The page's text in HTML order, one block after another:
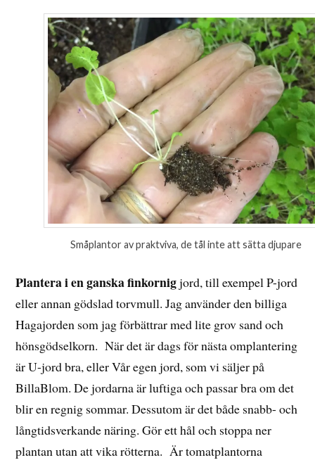
Småplantor av praktviva, de tål inte att sätta djupare
Plantera i en ganska finkornigjord, till exempel P-jord
eller annan gödslad torvmull. Jag använder den billiga
Hagajorden som jag förbättrar med lite grov sand och
hönsgödselkorn. När det är dags för nästa omplantering
är U-jord bra, eller Vår egen jord, som vi säljer på
BillaBlom. De jordarna är luftiga och passar bra om det
blir en regnig sommar. Dessutom är det både snabb- och
långtidsverkande näring. Gör ett hål och stoppa ner
plantan utan att vika rötterna. Är tomatplantorna